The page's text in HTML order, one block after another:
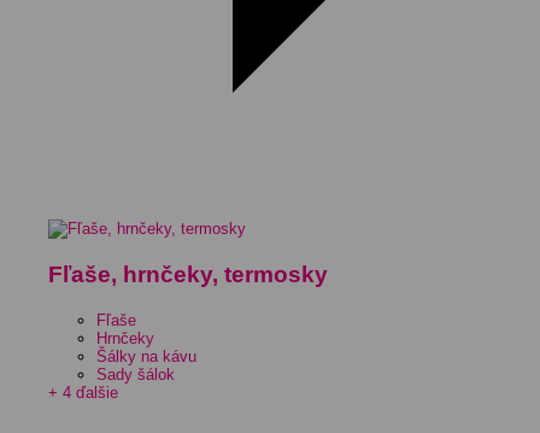
Fľaše, hrnčeky, termosky
Fľaše
Hrnčeky
Šálky na kávu
Sady šálok
+ 4 ďalšie